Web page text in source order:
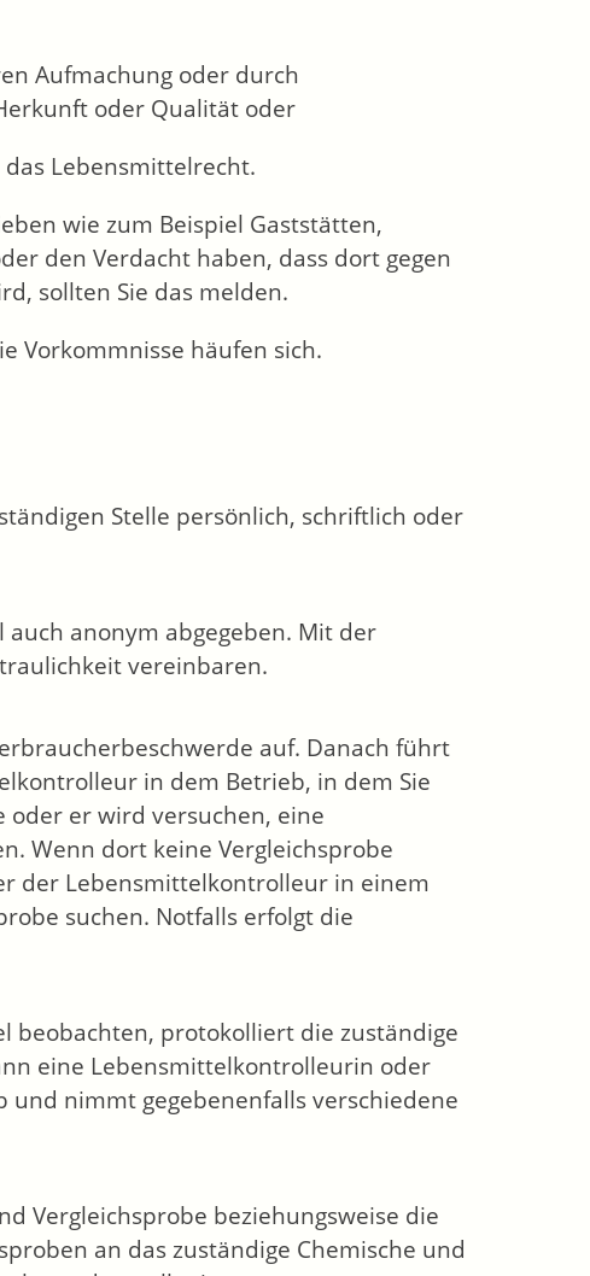
Aufmachung oder durch
oder Qualität oder
Lebensmittelrecht.
wie zum Beispiel Gaststätten,
den Verdacht haben, dass dort gegen
sollten Sie das melden.
Vorkommnisse häufen sich.
Stelle persönlich, schriftlich oder
anonym abgegeben. Mit der
vereinbaren.
auf. Danach führt
in dem Betrieb, in dem Sie
oder er wird versuchen, eine
Wenn dort keine Vergleichsprobe
der Lebensmittelkontrolleur in einem
suchen. Notfalls erfolgt die
beobachten, protokolliert die zuständige
eine Lebensmittelkontrolleurin oder
nimmt gegebenenfalls verschiedene
Vergleichsprobe beziehungsweise die
an das zuständige Chemische und